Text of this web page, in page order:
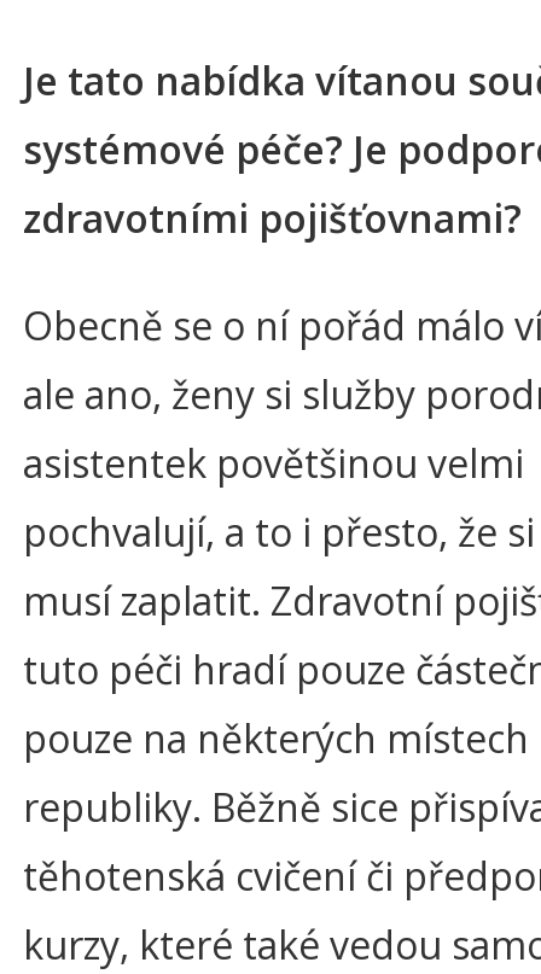
Je tato nabídka vítanou
systémové péče? Je
zdravotními pojišťovnami?
Obecně se o ní pořád málo
ale ano, ženy si služby
asistentek povětšinou velmi
pochvalují, a to i přesto, že
musí zaplatit. Zdravotní
tuto péči hradí pouze
pouze na některých místech
republiky. Běžně sice
těhotenská cvičení či
kurzy, které také vedou